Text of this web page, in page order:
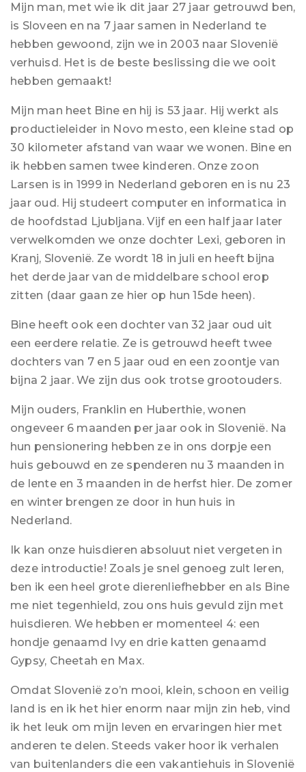
Mijn man, met wie ik dit jaar 27 jaar getrouwd ben,
is Sloveen en na 7 jaar samen in Nederland te
hebben gewoond, zijn we in 2003 naar Slovenië
verhuisd. Het is de beste beslissing die we ooit
hebben gemaakt!
Mijn man heet Bine en hij is 53 jaar. Hij werkt als
productieleider in Novo mesto, een kleine stad op
30 kilometer afstand van waar we wonen. Bine en
ik hebben samen twee kinderen. Onze zoon
Larsen is in 1999 in Nederland geboren en is nu 23
jaar oud. Hij studeert computer en informatica in
de hoofdstad Ljubljana. Vijf en een half jaar later
verwelkomden we onze dochter Lexi, geboren in
Kranj, Slovenië. Ze wordt 18 in juli en heeft bijna
het derde jaar van de middelbare school erop
zitten (daar gaan ze hier op hun 15de heen).
Bine heeft ook een dochter van 32 jaar oud uit
een eerdere relatie. Ze is getrouwd heeft twee
dochters van 7 en 5 jaar oud en een zoontje van
bijna 2 jaar. We zijn dus ook trotse grootouders.
Mijn ouders, Franklin en Huberthie, wonen
ongeveer 6 maanden per jaar ook in Slovenië. Na
hun pensionering hebben ze in ons dorpje een
huis gebouwd en ze spenderen nu 3 maanden in
de lente en 3 maanden in de herfst hier. De zomer
en winter brengen ze door in hun huis in
Nederland.
Ik kan onze huisdieren absoluut niet vergeten in
deze introductie! Zoals je snel genoeg zult leren,
ben ik een heel grote dierenliefhebber en als Bine
me niet tegenhield, zou ons huis gevuld zijn met
huisdieren. We hebben er momenteel 4: een
hondje genaamd Ivy en drie katten genaamd
Gypsy, Cheetah en Max.
Omdat Slovenië zo’n mooi, klein, schoon en veilig
land is en ik het hier enorm naar mijn zin heb, vind
ik het leuk om mijn leven en ervaringen hier met
anderen te delen. Steeds vaker hoor ik verhalen
van buitenlanders die een vakantiehuis in Slovenië